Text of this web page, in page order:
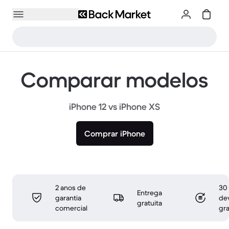
Comparar modelos
iPhone 12 vs iPhone XS
Comprar iPhone
2 anos de
garantia
comercial
Entrega
gratuita
30